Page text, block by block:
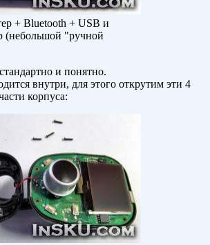
+ Bluetooth + USB и
(небольшой "ручной
и понятно.
внутри, для этого открутим эти 4
корпуса: